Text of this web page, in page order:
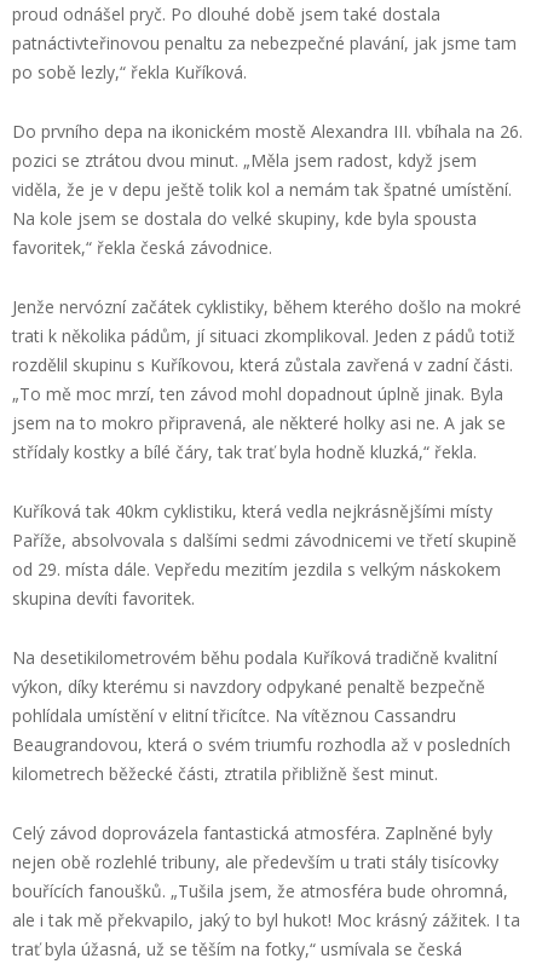
proud odnášel pryč. Po dlouhé době jsem také dostala
patnáctivteřinovou penaltu za nebezpečné plavání, jak jsme tam
po sobě lezly,“ řekla Kuříková.
Do prvního depa na ikonickém mostě Alexandra III. vbíhala na 26.
pozici se ztrátou dvou minut. „Měla jsem radost, když jsem
viděla, že je v depu ještě tolik kol a nemám tak špatné umístění.
Na kole jsem se dostala do velké skupiny, kde byla spousta
favoritek,“ řekla česká závodnice.
Jenže nervózní začátek cyklistiky, během kterého došlo na mokré
trati k několika pádům, jí situaci zkomplikoval. Jeden z pádů totiž
rozdělil skupinu s Kuříkovou, která zůstala zavřená v zadní části.
„To mě moc mrzí, ten závod mohl dopadnout úplně jinak. Byla
jsem na to mokro připravená, ale některé holky asi ne. A jak se
střídaly kostky a bílé čáry, tak trať byla hodně kluzká,“ řekla.
Kuříková tak 40km cyklistiku, která vedla nejkrásnějšími místy
Paříže, absolvovala s dalšími sedmi závodnicemi ve třetí skupině
od 29. místa dále. Vepředu mezitím jezdila s velkým náskokem
skupina devíti favoritek.
Na desetikilometrovém běhu podala Kuříková tradičně kvalitní
výkon, díky kterému si navzdory odpykané penaltě bezpečně
pohlídala umístění v elitní třicítce. Na vítěznou Cassandru
Beaugrandovou, která o svém triumfu rozhodla až v posledních
kilometrech běžecké části, ztratila přibližně šest minut.
Celý závod doprovázela fantastická atmosféra. Zaplněné byly
nejen obě rozlehlé tribuny, ale především u trati stály tisícovky
bouřících fanoušků. „Tušila jsem, že atmosféra bude ohromná,
ale i tak mě překvapilo, jaký to byl hukot! Moc krásný zážitek. I ta
trať byla úžasná, už se těším na fotky,“ usmívala se česká